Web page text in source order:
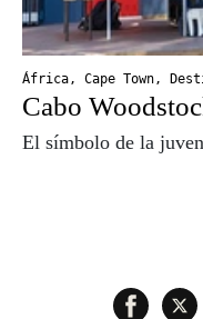
África, Cape Town,
Cabo
El símbolo de la